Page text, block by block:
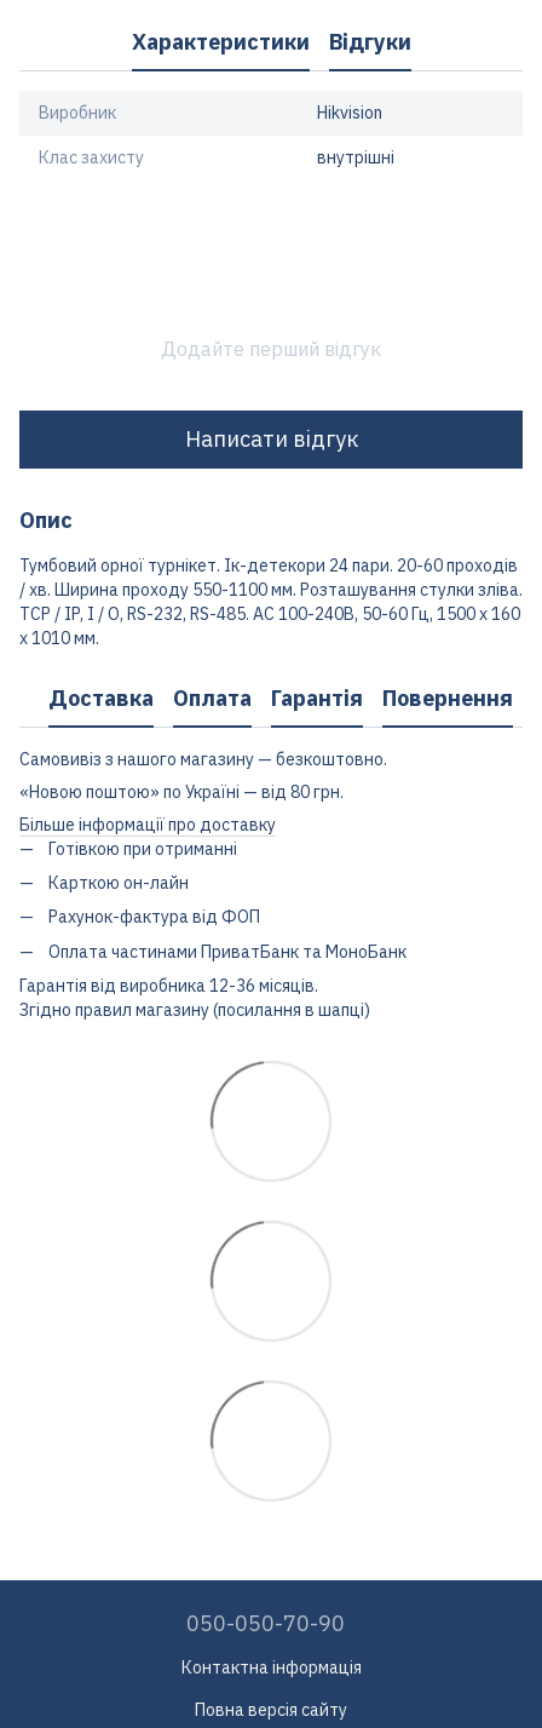
Характеристики Відгуки
Виробник Hikvision
Клас захисту внутрішні
Додайте перший відгук
Написати відгук
Опис
Тумбовий орної турнікет. Ік-детекори 24 пари. 20-60 проходів
/ хв. Ширина проходу 550-1100 мм. Розташування стулки зліва.
TCP / IP, I / O, RS-232, RS-485. AC 100-240В, 50-60 Гц, 1500 х 160
х 1010 мм.
Доставка Оплата Гарантія Повернення
Самовивіз з нашого магазину — безкоштовно.
«Новою поштою» по Україні — від 80 грн.
Більше інформації про доставку
Готівкою при отриманні
Карткою он-лайн
Рахунок-фактура від ФОП
Оплата частинами ПриватБанк та МоноБанк
Гарантія від виробника 12-36 місяців.
Згідно правил магазину (посилання в шапці)
050-050-70-90
Контактна інформація
Повна версія сайту